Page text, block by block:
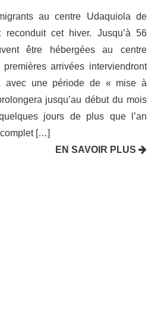
au centre Udaquiola de
reconduit cet hiver. Jusqu’à 56
être hébergées au centre
arrivées interviendront
avec une période de « mise à
jusqu’au début du mois
jours de plus que l’an
[…]
EN SAVOIR PLUS